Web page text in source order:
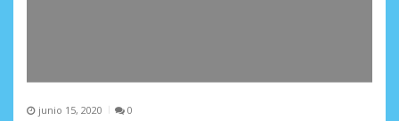
junio 15, 2020 0